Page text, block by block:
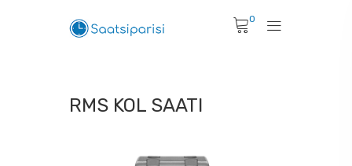
0
RMS KOL SAATI